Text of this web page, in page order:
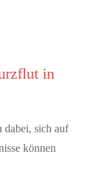
in
dabei, sich auf
können